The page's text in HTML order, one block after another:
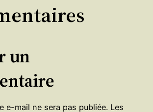
un
e-mail ne sera pas publiée. Les